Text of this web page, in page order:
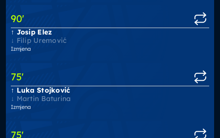
90'
Josip Elez
Filip Uremović
Izmjena
75'
Luka Stojković
Martin Baturina
Izmjena
75'